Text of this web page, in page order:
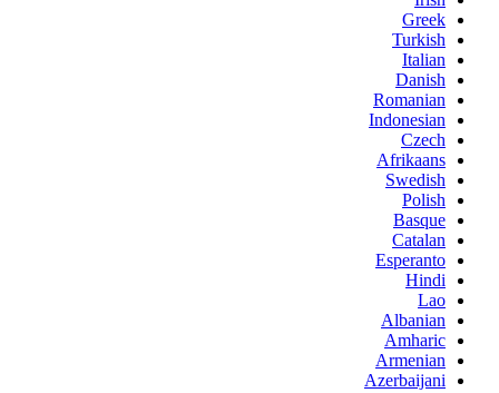
Greek
Turkish
Italian
Danish
Romanian
Indonesian
Czech
Afrikaans
Swedish
Polish
Basque
Catalan
Esperanto
Hindi
Lao
Albanian
Amharic
Armenian
Azerbaijani